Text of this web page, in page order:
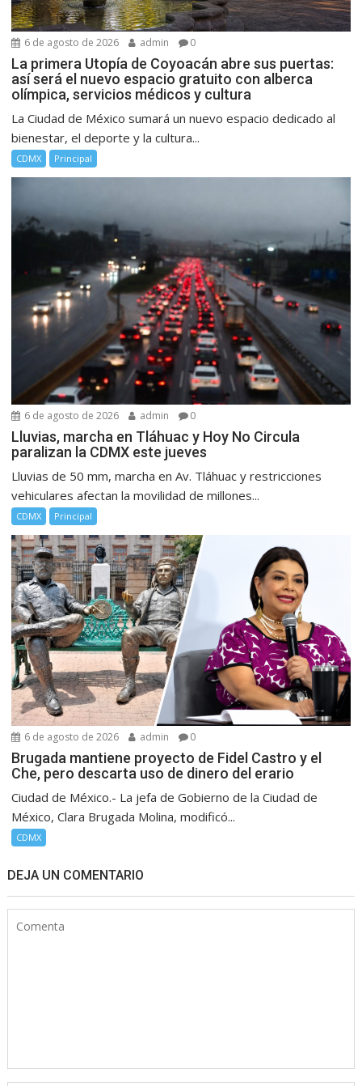
6 de agosto de 2026 admin 0
La primera Utopía de Coyoacán abre sus puertas:
así será el nuevo espacio gratuito con alberca
olímpica, servicios médicos y cultura
La Ciudad de México sumará un nuevo espacio dedicado al
bienestar, el deporte y la cultura...
CDMX Principal
6 de agosto de 2026 admin 0
Lluvias, marcha en Tláhuac y Hoy No Circula
paralizan la CDMX este jueves
Lluvias de 50 mm, marcha en Av. Tláhuac y restricciones
vehiculares afectan la movilidad de millones...
CDMX Principal
6 de agosto de 2026 admin 0
Brugada mantiene proyecto de Fidel Castro y el
Che, pero descarta uso de dinero del erario
Ciudad de México.- La jefa de Gobierno de la Ciudad de
México, Clara Brugada Molina, modificó...
CDMX
DEJA UN COMENTARIO